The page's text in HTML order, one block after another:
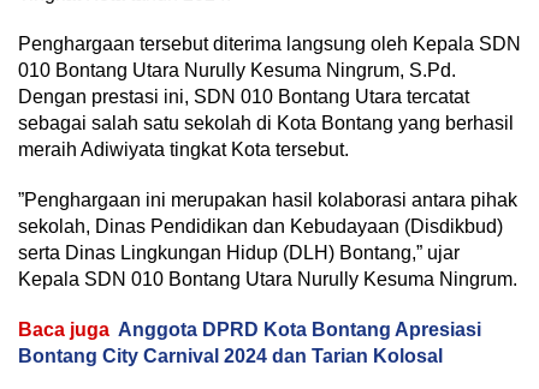
Penghargaan tersebut diterima langsung oleh Kepala SDN
010 Bontang Utara Nurully Kesuma Ningrum, S.Pd.
Dengan prestasi ini, SDN 010 Bontang Utara tercatat
sebagai salah satu sekolah di Kota Bontang yang berhasil
meraih Adiwiyata tingkat Kota tersebut.
”Penghargaan ini merupakan hasil kolaborasi antara pihak
sekolah, Dinas Pendidikan dan Kebudayaan (Disdikbud)
serta Dinas Lingkungan Hidup (DLH) Bontang,” ujar
Kepala SDN 010 Bontang Utara Nurully Kesuma Ningrum.
Baca juga Anggota DPRD Kota Bontang Apresiasi
Bontang City Carnival 2024 dan Tarian Kolosal